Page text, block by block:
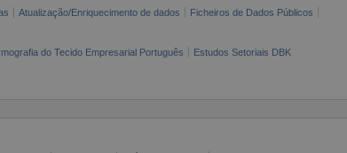
Atualização/Enriquecimento de dados
Ficheiros de Dados Públicos
do Tecido Empresarial Português Estudos Setoriais DBK